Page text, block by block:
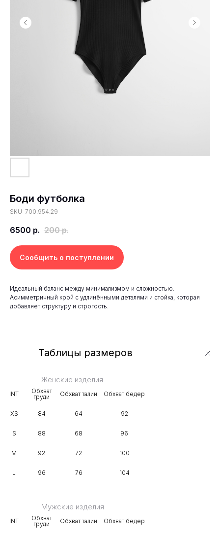
Боди футболка
SKU: 700.954.29
6500 р. 200 р.
Сообщить о поступлении
Идеальный баланс между минимализмом и сложностью.
Асимметричный крой с удлинёнными деталями и стойка, которая
добавляет структуру и строгость.
Таблицы размеров
104
76
96
L
100
72
92
M
96
68
88
S
92
64
84
XS
Обхват бедер
Обхват талии
Обхват
груди
INT
Женские изделия
Обхват бедер
Обхват талии
Обхват
груди
INT
Мужские изделия